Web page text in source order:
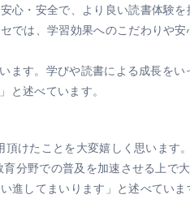
心・安全で、より良い読書体験を
では、学習効果へのこだわりや
ます。学びや読書による成長をい
と述べています。
頂けたことを大変嬉しく思います
分野での普及を加速させる上で
してまいります」と述べていま